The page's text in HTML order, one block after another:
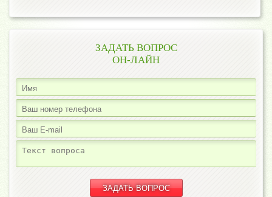
ЗАДАТЬ ВОПРОС
ОН-ЛАЙН